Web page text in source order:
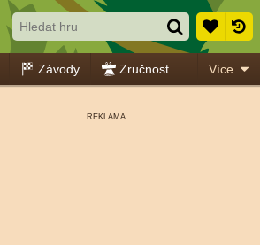
Závody Zručnost Více